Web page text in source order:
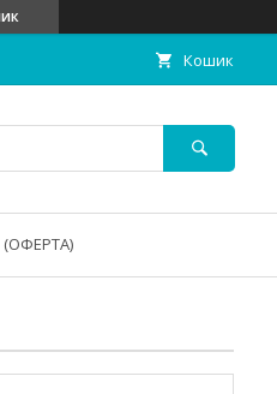
Кошик
(ОФЕРТА)